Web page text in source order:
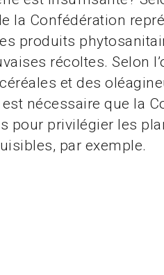
la Confédération
produits
récoltes. Selon
et des
est nécessaire que la
pour privilégier les
par exemple.